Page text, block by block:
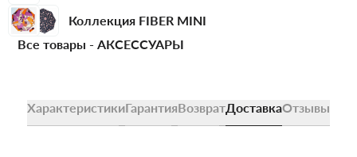
Коллекция FIBER MINI
Все товары - АКСЕССУАРЫ
ХарактеристикиГарантияВозвратДоставкаОтзывы